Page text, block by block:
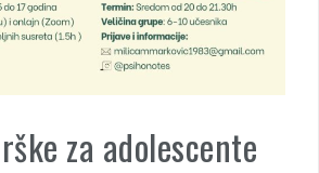
za adolescente